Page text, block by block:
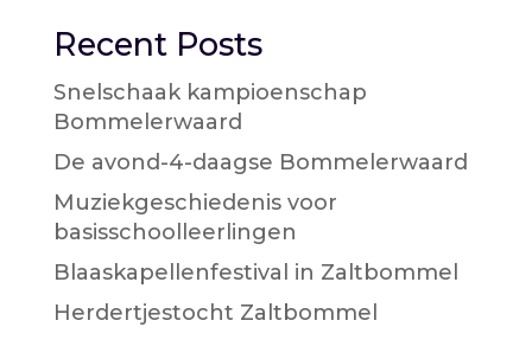
Recent Posts
Snelschaak kampioenschap
Bommelerwaard
De avond-4-daagse Bommelerwaard
Muziekgeschiedenis voor
basisschoolleerlingen
Blaaskapellenfestival in Zaltbommel
Herdertjestocht Zaltbommel